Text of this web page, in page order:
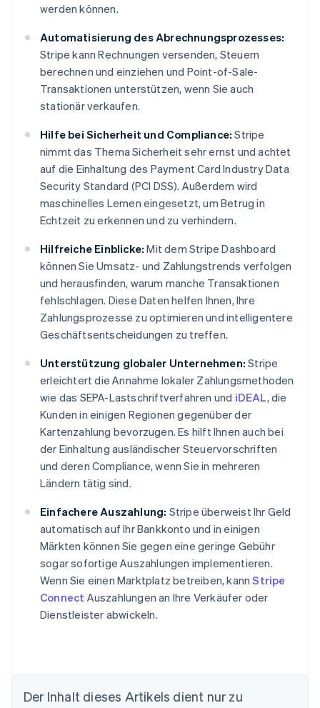
werden können.
Automatisierung des Abrechnungsprozesses:
Stripe kann Rechnungen versenden, Steuern
berechnen und einziehen und Point-of-Sale-
Transaktionen unterstützen, wenn Sie auch
stationär verkaufen.
Hilfe bei Sicherheit und Compliance: Stripe
nimmt das Thema Sicherheit sehr ernst und achtet
auf die Einhaltung des Payment Card Industry Data
Security Standard (PCI DSS). Außerdem wird
maschinelles Lernen eingesetzt, um Betrug in
Echtzeit zu erkennen und zu verhindern.
Hilfreiche Einblicke: Mit dem Stripe Dashboard
können Sie Umsatz- und Zahlungstrends verfolgen
und herausfinden, warum manche Transaktionen
fehlschlagen. Diese Daten helfen Ihnen, Ihre
Zahlungsprozesse zu optimieren und intelligentere
Geschäftsentscheidungen zu treffen.
Unterstützung globaler Unternehmen: Stripe
erleichtert die Annahme lokaler Zahlungsmethoden
wie das SEPA-Lastschriftverfahren und iDEAL, die
Kunden in einigen Regionen gegenüber der
Kartenzahlung bevorzugen. Es hilft Ihnen auch bei
der Einhaltung ausländischer Steuervorschriften
und deren Compliance, wenn Sie in mehreren
Ländern tätig sind.
Einfachere Auszahlung: Stripe überweist Ihr Geld
automatisch auf Ihr Bankkonto und in einigen
Märkten können Sie gegen eine geringe Gebühr
sogar sofortige Auszahlungen implementieren.
Wenn Sie einen Marktplatz betreiben, kannStripe
Connect Auszahlungen an Ihre Verkäufer oder
Dienstleister abwickeln.
Der Inhalt dieses Artikels dient nur zu